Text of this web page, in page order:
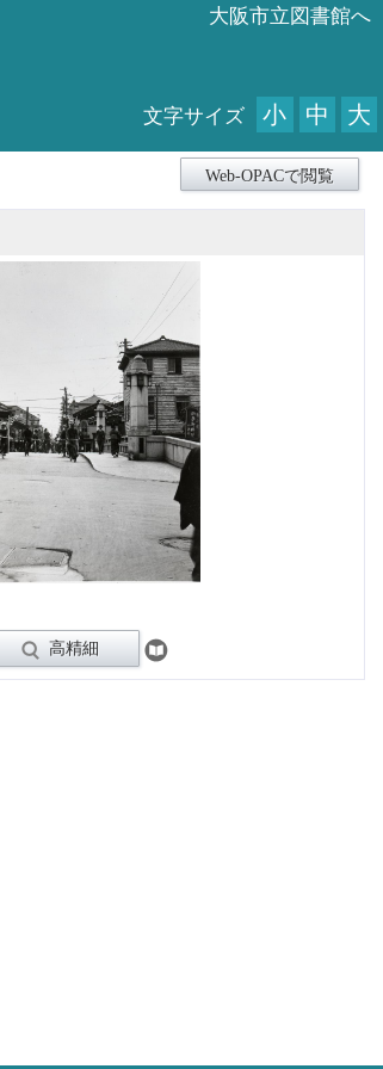
大阪市立図書館へ
文字サイズ 小 中 大
Web-OPACで閲覧
高精細